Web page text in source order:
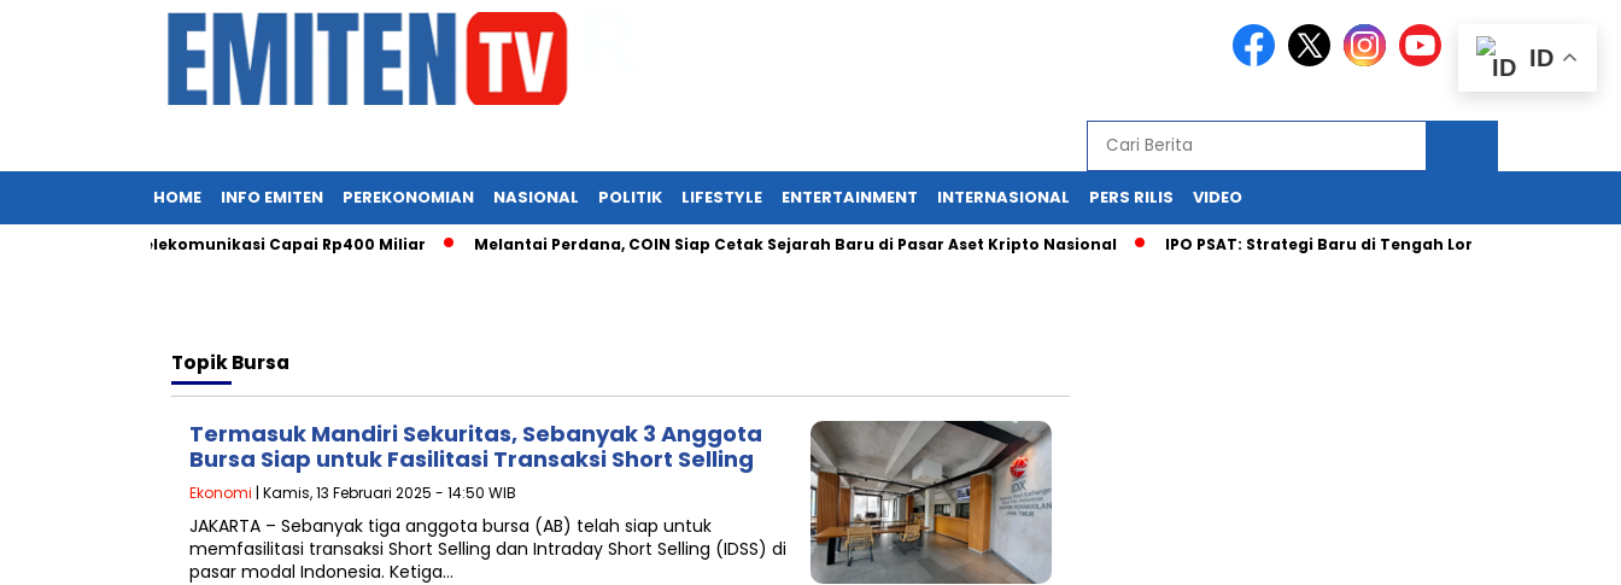
HOME INFO EMITEN PEREKONOMIAN NASIONAL POLITIK LIFESTYLE ENTERTAINMENT INTERNASIONAL PERS RILIS VIDEO
Telekomunikasi Capai Rp400 Miliar Melantai Perdana, COIN Siap Cetak Sejarah Baru di Pasar Aset Kripto Nasional IPO PSAT: Strategi Baru di Tengah Lonjakan Permintaan
TopikBursa
Termasuk Mandiri Sekuritas, Sebanyak 3 Anggota
Bursa Siap untuk Fasilitasi Transaksi Short Selling
Ekonomi | Kamis, 13 Februari 2025 - 14:50 WIB
JAKARTA – Sebanyak tiga anggota bursa (AB) telah siap untuk
memfasilitasi transaksi Short Selling dan Intraday Short Selling (IDSS) di
pasar modal Indonesia. Ketiga…
ID